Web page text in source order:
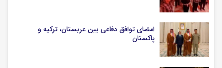
امضای توافق دفاعی بین عربستان، ترکیه و
پاکستان